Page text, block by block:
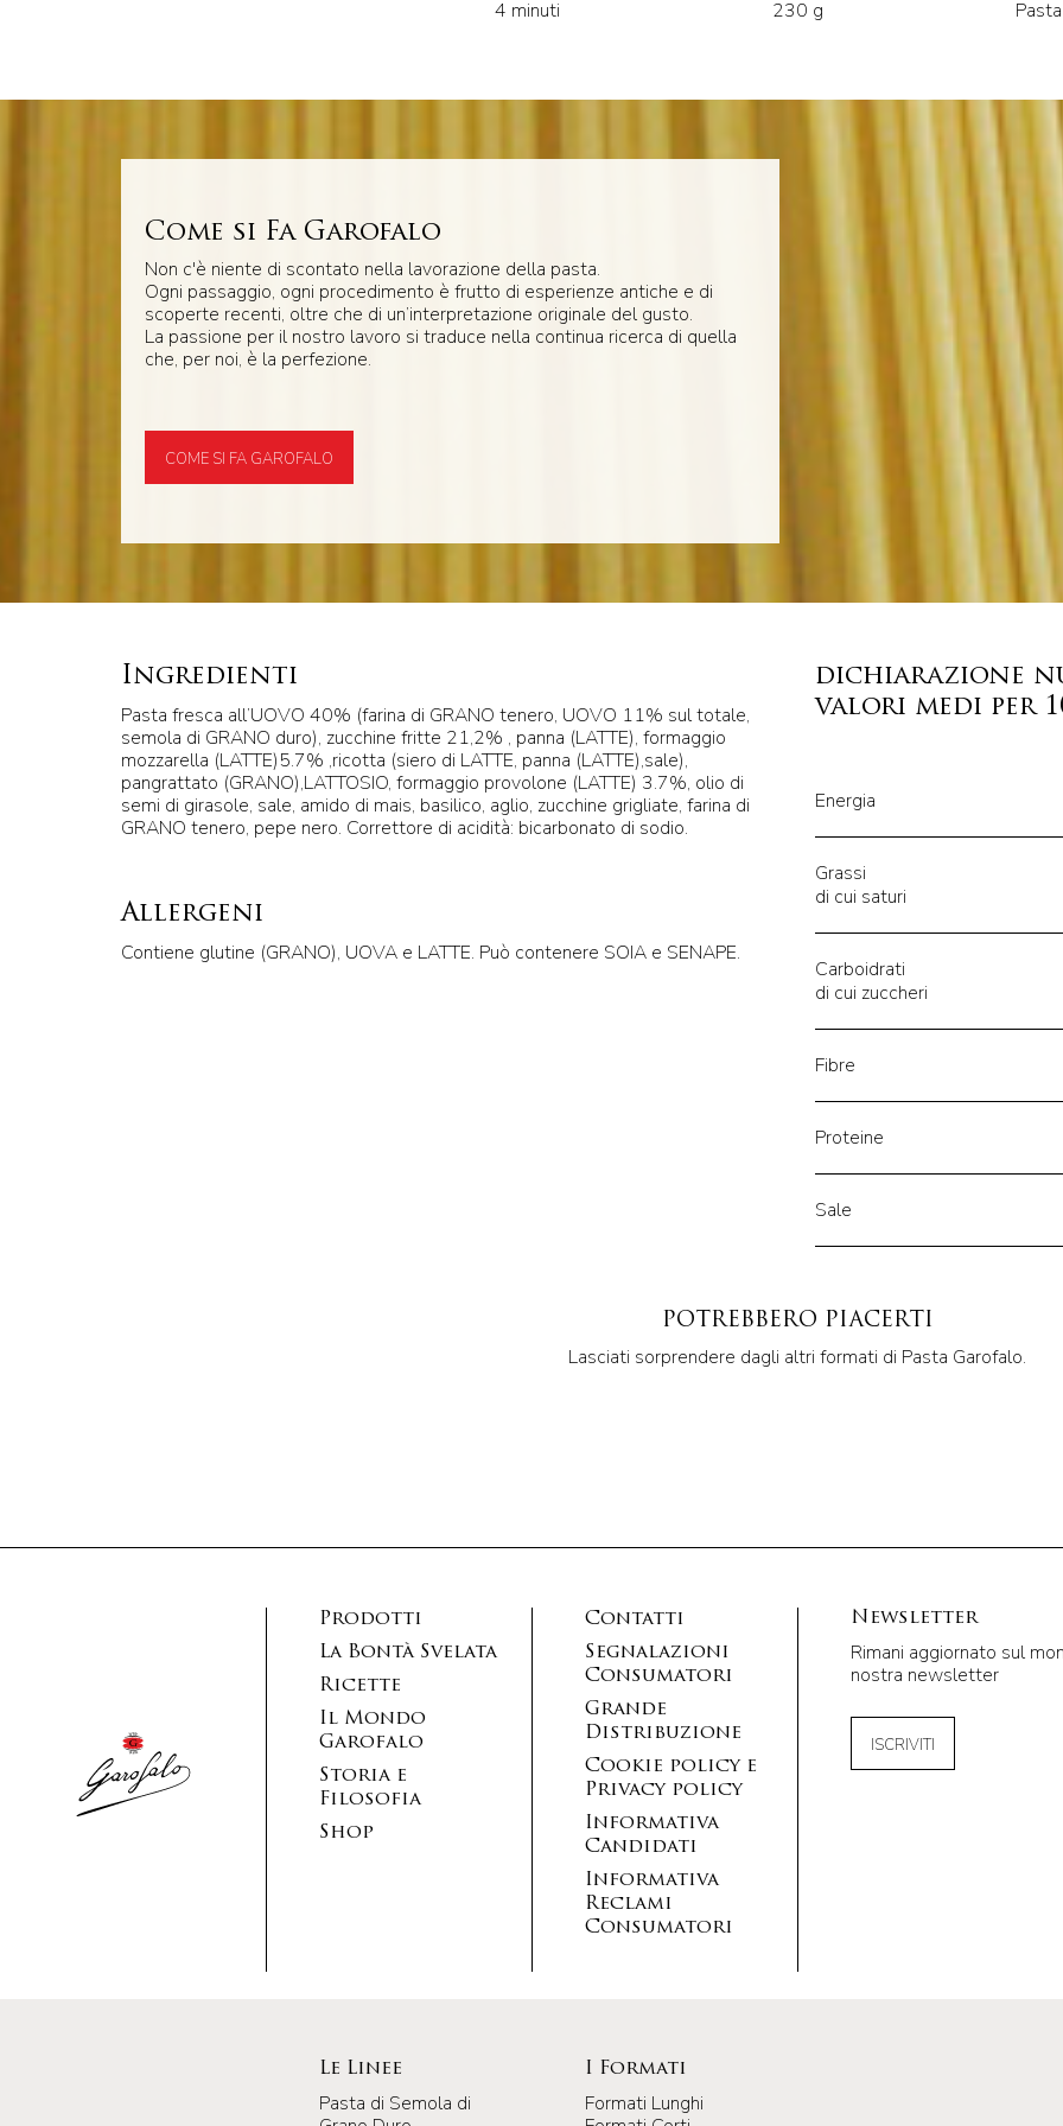
4 minuti 230 g
Come si Fa Garofalo
Non c'è niente di scontato nella lavorazione della pasta.
Ogni passaggio, ogni procedimento è frutto di esperienze antiche e di
scoperte recenti, oltre che di un’interpretazione originale del gusto.
La passione per il nostro lavoro si traduce nella continua ricerca di quella
che, per noi, è la perfezione.
COME SI FA GAROFALO
Ingredienti
Pasta fresca all’UOVO 40% (farina di GRANO tenero, UOVO 11% sul totale,
semola di GRANO duro), zucchine fritte 21,2% , panna (LATTE), formaggio
mozzarella (LATTE)5.7% ,ricotta (siero di LATTE, panna (LATTE),sale),
pangrattato (GRANO),LATTOSIO, formaggio provolone (LATTE) 3.7%, olio di
semi di girasole, sale, amido di mais, basilico, aglio, zucchine grigliate, farina di
GRANO tenero, pepe nero. Correttore di acidità: bicarbonato di sodio.
Allergeni
Contiene glutine (GRANO), UOVA e LATTE. Può contenere SOIA e SENAPE.
dichiarazione
valori medi per
Energia
Grassi
di cui saturi
Carboidrati
di cui zuccheri
Fibre
Proteine
Sale
POTREBBERO PIACERTI
Lasciati sorprendere dagli altri formati di Pasta Garofalo.
Prodotti
La Bontà Svelata
Ricette
Il Mondo
Garofalo
Storia e
Filosofia
Shop
Contatti
Segnalazioni
Consumatori
Grande
Distribuzione
Cookie policy e
Privacy policy
Informativa
Candidati
Informativa
Reclami
Consumatori
Newsletter
Rimani aggiornato sul
nostra newsletter
ISCRIVITI
Le Linee
Pasta di Semola di
I Formati
Formati Lunghi